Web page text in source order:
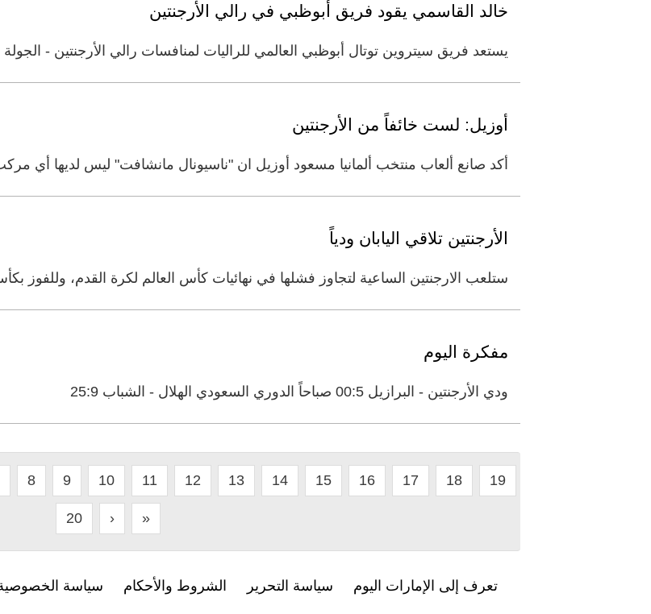
خالد القاسمي يقود فريق أبوظبي في رالي الأرجنتين
يستعد فريق سيتروين توتال أبوظبي العالمي للراليات لمنافسات رالي الأرجنتين -
أوزيل: لست خائفاً من الأرجنتين
أكد صانع ألعاب منتخب ألمانيا مسعود أوزيل ان "ناسيونال مانشافت" ليس لديها أي
الأرجنتين تلاقي اليابان ودياً
ستلعب الارجنتين الساعية لتجاوز فشلها في نهائيات كأس العالم لكرة القدم، وللفوز
مفكرة اليوم
ودي الأرجنتين - البرازيل 00:5 صباحاً الدوري السعودي الهلال - الشباب 25:9
8 9 10 11 12 13 14 15 16 17 18 19
20 › »
تعرف إلى الإمارات اليوم سياسة التحرير الشروط والأحكام سياسة